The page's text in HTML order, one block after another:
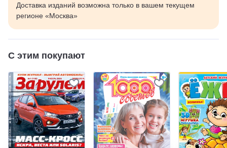
Доставка изданий возможна только в вашем текущем
регионе «Москва»
С этим покупают